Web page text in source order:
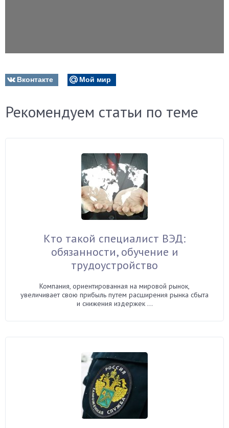
Вконтакте Мой мир
Рекомендуем статьи по теме
Кто такой специалист ВЭД:
обязанности, обучение и
трудоустройство
Компания, ориентированная на мировой рынок,
увеличивает свою прибыль путем расширения рынка сбыта
и снижения издержек ...